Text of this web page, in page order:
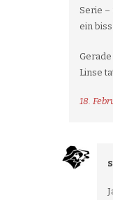
Serie –
ein
Linse
18.